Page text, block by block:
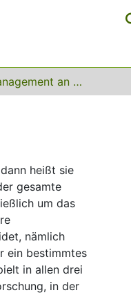
Wissensmanagement an Universitäten
heißt sie
gesamte
um das
nämlich
ein bestimmtes
in allen drei
in der